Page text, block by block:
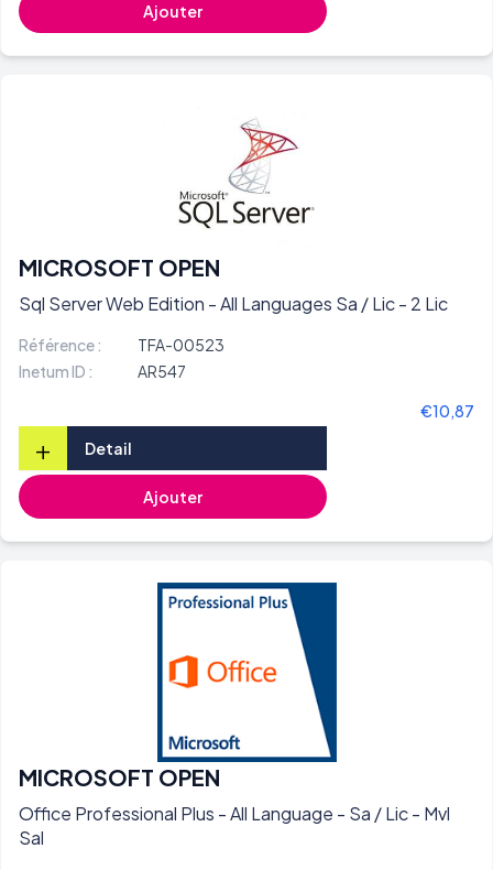
Ajouter
MICROSOFT OPEN
Sql Server Web Edition - All Languages Sa / Lic - 2 Lic
Référence :
TFA-00523
Inetum ID :
AR547
€10,87
+ Detail
Ajouter
MICROSOFT OPEN
Office Professional Plus - All Language - Sa / Lic - Mvl
Sal